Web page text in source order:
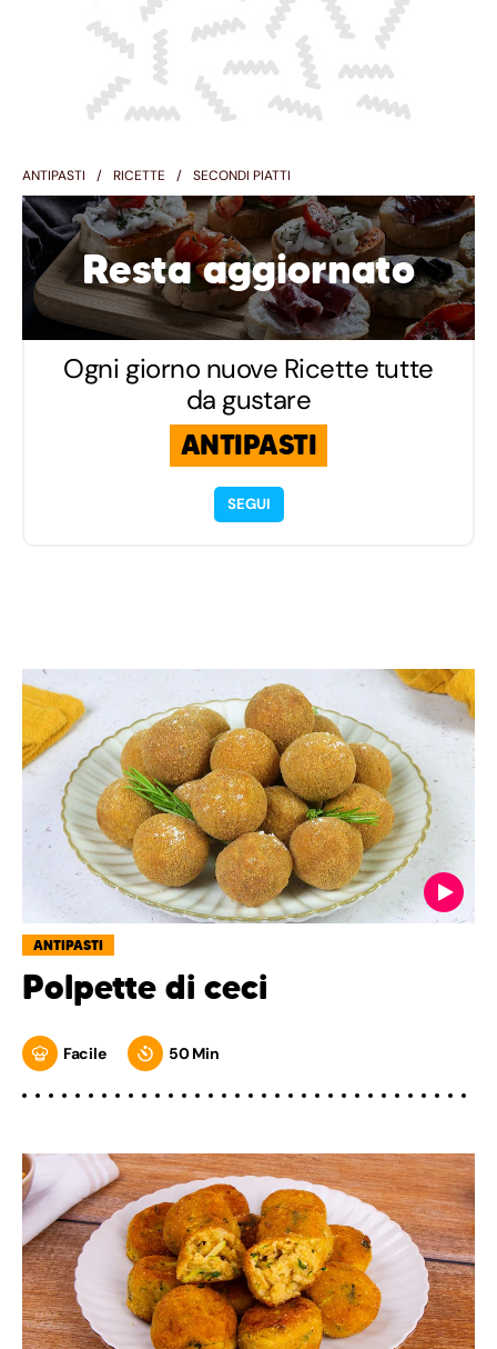
ANTIPASTI RICETTE SECONDI PIATTI
Resta aggiornato
Ogni giorno nuove Ricette tutte
da gustare
ANTIPASTI
SEGUI
ANTIPASTI
Polpette di ceci
Facile 50 Min